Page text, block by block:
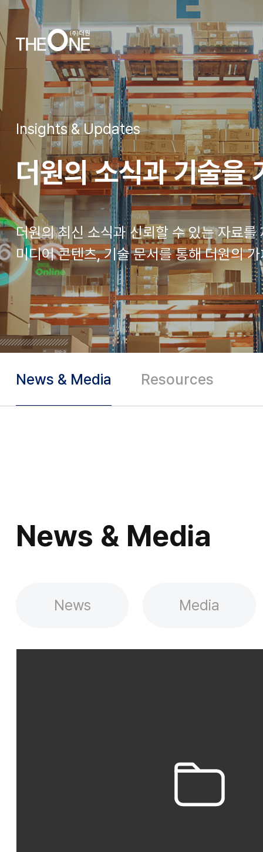
Insights & Updates
더원의 소식과 기술을
더원의 최신 소식과 신뢰할 수 있는 자료를
미디어 콘텐츠, 기술 문서를 통해 더원의
News & Media Resources
News & Media
News Media